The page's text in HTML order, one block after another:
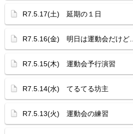
R7.5.17(土) 延期の１日
R7.5.16(金) 明日は運動会だけど…
R7.5.15(木) 運動会予行演習
R7.5.14(水) てるてる坊主
R7.5.13(火) 運動会の練習